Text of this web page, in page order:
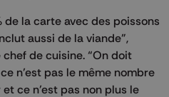
de la carte avec des poissons
aussi de la viande”,
de cuisine. “On doit
n’est pas le même nombre
ce n’est pas non plus le